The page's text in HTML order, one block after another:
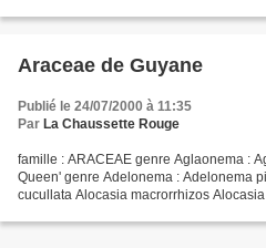
Araceae de Guyane
Publié le 24/07/2000 à 11:35
Par La Chaussette Rouge
famille : ARACEAE genre Aglaonema :
Queen' genre Adelonema : Adelonema
cucullata Alocasia macrorrhizos